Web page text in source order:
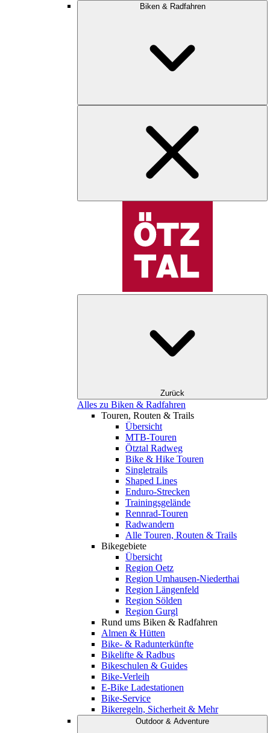
Biken & Radfahren
Zurück
Alles zu Biken & Radfahren
Touren, Routen & Trails
Übersicht
MTB-Touren
Ötztal Radweg
Bike & Hike Touren
Singletrails
Shaped Lines
Enduro-Strecken
Trainingsgelände
Rennrad-Touren
Radwandern
Alle Touren, Routen & Trails
Bikegebiete
Übersicht
Region Oetz
Region Umhausen-Niederthai
Region Längenfeld
Region Sölden
Region Gurgl
Rund ums Biken & Radfahren
Almen & Hütten
Bike- & Radunterkünfte
Bikelifte & Radbus
Bikeschulen & Guides
Bike-Verleih
E-Bike Ladestationen
Bike-Service
Bikeregeln, Sicherheit & Mehr
Outdoor & Adventure